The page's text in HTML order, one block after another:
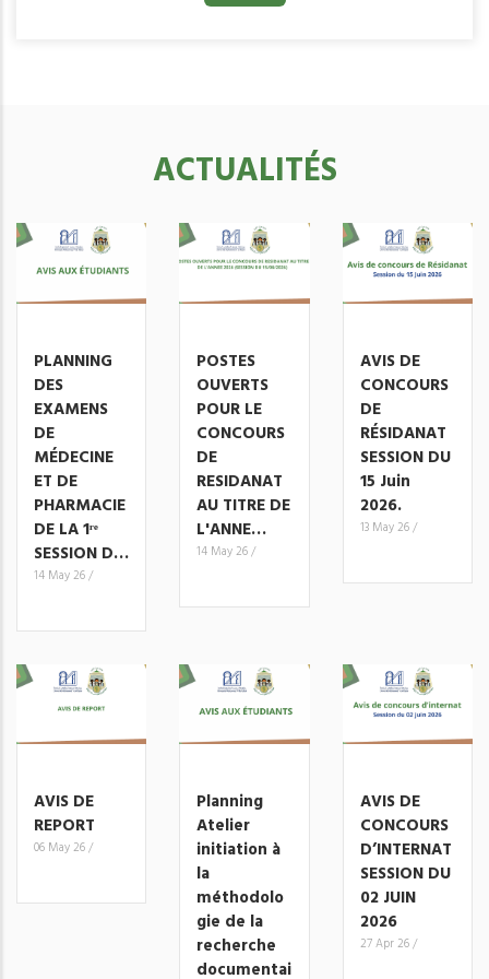
ACTUALITÉS
PLANNING
DES
EXAMENS
DE
MÉDECINE
ET DE
PHARMACIE
DE LA 1ʳᵉ
SESSION D…
14 May 26/
POSTES
OUVERTS
POUR LE
CONCOURS
DE
RESIDANAT
AU TITRE DE
L'ANNE…
14 May 26/
AVIS DE
CONCOURS
DE
RÉSIDANAT
SESSION DU
15 Juin
2026.
13 May 26/
AVIS DE
REPORT
06 May 26/
Planning
Atelier
initiation à
la
méthodolo
gie de la
recherche
documentai
AVIS DE
CONCOURS
D’INTERNAT
SESSION DU
02 JUIN
2026
27 Apr 26/